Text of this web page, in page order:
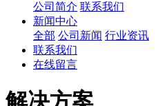
公司简介 联系我们
新闻中心
全部 公司新闻 行业资讯
联系我们
在线留言